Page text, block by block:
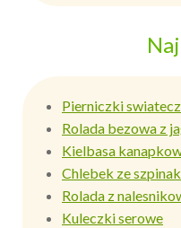
Pierniczki
Rolada bezowa z
Kielbasa
Chlebek ze
Rolada z
Kuleczki serowe